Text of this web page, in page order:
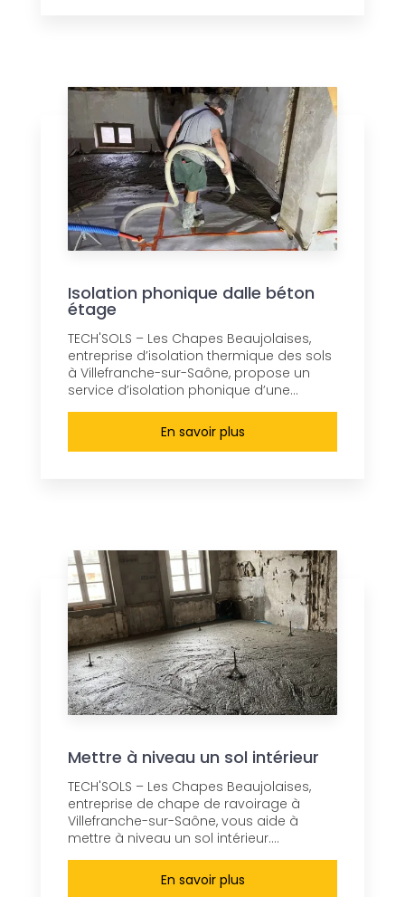
Isolation phonique dalle béton
étage
TECH'SOLS – Les Chapes Beaujolaises,
entreprise d’isolation thermique des sols
à Villefranche-sur-Saône, propose un
service d’isolation phonique d’une...
En savoir plus
Mettre à niveau un sol intérieur
TECH'SOLS – Les Chapes Beaujolaises,
entreprise de chape de ravoirage à
Villefranche-sur-Saône, vous aide à
mettre à niveau un sol intérieur....
En savoir plus